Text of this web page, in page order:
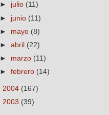
► julio (11)
► junio (11)
► mayo (8)
►abril (22)
► marzo (11)
►febrero (14)
2004 (167)
2003 (39)